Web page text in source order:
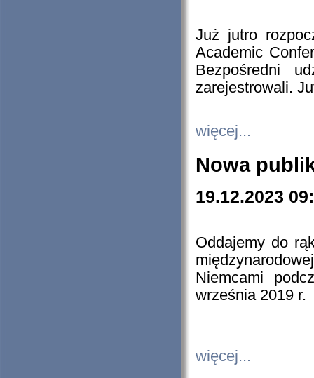
Już jutro
Academic
Bezpośredni
zarejestrowali.
więcej...
Nowa
19.12.2023
Oddajemy do
Niemcami
września 2019 r.
więcej...